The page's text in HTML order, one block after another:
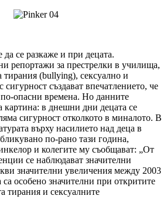
се разкаже и при децата.
репортажи за престрелки в училища,
(bullying), сексуално и
сигурност създават впечатлението, че
по-опасни времена. Но данните
картина: в днешни дни децата се
сигурност отколкото в миналото. В
върху насилието над деца в
по-рано тази година,
и колегите му съобщават: „От
се наблюдават значителни
значителни увеличения между 2003
особено значителни при откритите
тирания и сексуалните